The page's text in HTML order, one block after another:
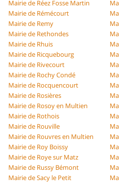
Mairie de Réez Fosse Martin
Mairie de Rémécourt
Mairie de Remy
Mairie de Rethondes
Mairie de Rhuis
Mairie de Ricquebourg
Mairie de Rivecourt
Mairie de Rochy Condé
Mairie de Rocquencourt
Mairie de Rosières
Mairie de Rosoy en Multien
Mairie de Rothois
Mairie de Rouville
Mairie de Rouvres en Multien
Mairie de Roy Boissy
Mairie de Roye sur Matz
Mairie de Russy Bémont
Mairie de Sacy le Petit